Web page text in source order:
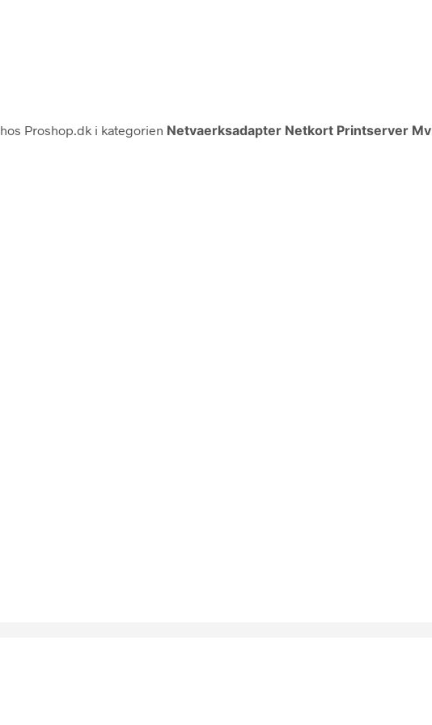
hos Proshop.dk i kategorien Netvaerksadapter Netkort Printserver Mv